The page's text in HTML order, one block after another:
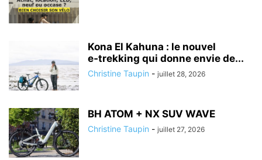
Kona El Kahuna : le nouvel
e‑trekking qui donne envie de...
Christine Taupin - juillet 28, 2026
BH ATOM + NX SUV WAVE
Christine Taupin - juillet 27, 2026